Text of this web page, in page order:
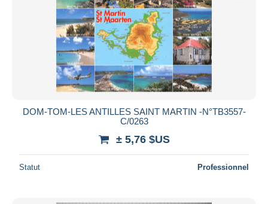
DOM-TOM-LES ANTILLES SAINT MARTIN -N°TB3557-
C/0263
± 5,76 $US
Statut Professionnel